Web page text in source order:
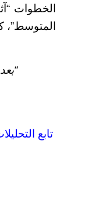
الخطوات
المتوسط”،
تابع